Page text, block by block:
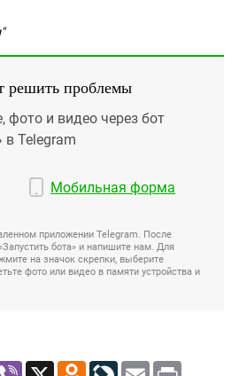
решить проблемы
фото и видео через бот
в Telegram
Мобильная форма
приложении Telegram. После
бота» и напишите нам. Для
на значок скрепки, выберите
фото или видео в памяти устройства и
Viber X Odnoklassniki
LiveJournal
Email Print